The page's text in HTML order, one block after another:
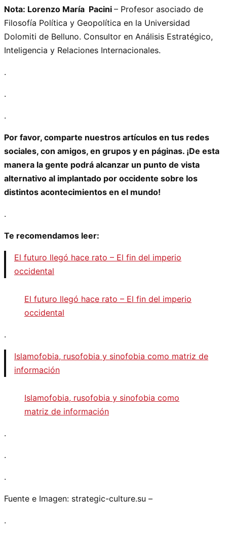
Nota: Lorenzo María Pacini – Profesor asociado de
Filosofía Política y Geopolítica en la Universidad
Dolomiti de Belluno. Consultor en Análisis Estratégico,
Inteligencia y Relaciones Internacionales.
.
.
.
Por favor, comparte nuestros artículos en tus redes
sociales, con amigos, en grupos y en páginas. ¡De esta
manera la gente podrá alcanzar un punto de vista
alternativo al implantado por occidente sobre los
distintos acontecimientos en el mundo!
.
Te recomendamos leer:
El futuro llegó hace rato – El fin del imperio
occidental
El futuro llegó hace rato – El fin del imperio
occidental
.
Islamofobia, rusofobia y sinofobia como matriz de
información
Islamofobia, rusofobia y sinofobia como
matriz de información
.
.
.
Fuente e Imagen: strategic-culture.su –
.